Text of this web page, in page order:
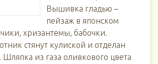
Вышивка гладью –
пейзаж в японском
хризантемы, бабочки.
стянут кулиской и отделан
из газа оливкового цвета